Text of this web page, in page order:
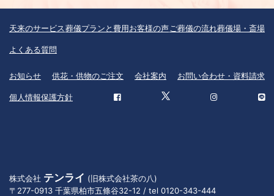
天来のサービス葬儀プランと費用お客様の声 ご葬儀の流れ葬儀場・斎場
よくある質問
お知らせ 供花・供物のご注文 会社案内 お問い合わせ・資料請求
個人情報保護方針
株式会社 テンライ (旧株式会社茶の八)
〒277-0913 千葉県柏市五條谷32-12 / tel 0120-343-444